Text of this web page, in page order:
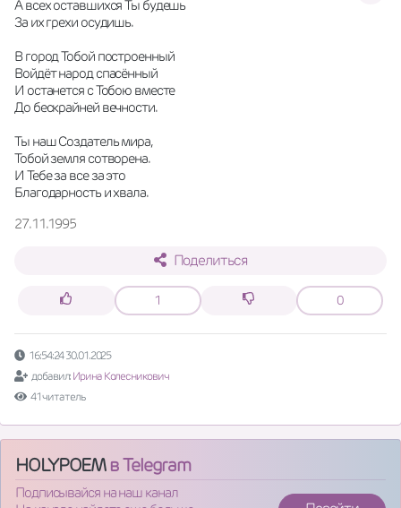
А всех оставшихся Ты будешь
За их грехи осудишь.
В город Тобой построенный
Войдёт народ спасённый
И останется с Тобою вместе
До бескрайней вечности.
Ты наш Создатель мира,
Тобой земля сотворена.
И Тебе за все за это
Благодарность и хвала.
27.11.1995
Поделиться
1 0
16:54:24 30.01.2025
добавил: Ирина Колесникович
41 читатель
HOLYPOEMв Telegram
Подписывайся на наш канал